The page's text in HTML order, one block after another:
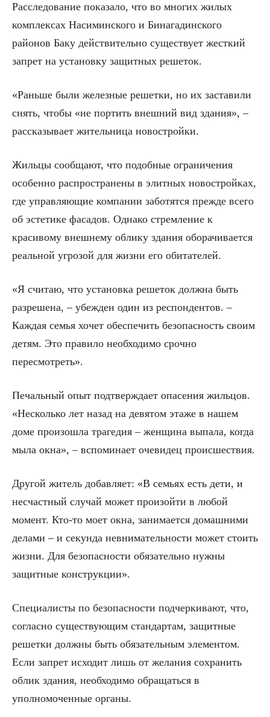
Расследование показало, что во многих жилых
комплексах Насиминского и Бинагадинского
районов Баку действительно существует жесткий
запрет на установку защитных решеток.
«Раньше были железные решетки, но их заставили
снять, чтобы «не портить внешний вид здания», –
рассказывает жительница новостройки.
Жильцы сообщают, что подобные ограничения
особенно распространены в элитных новостройках,
где управляющие компании заботятся прежде всего
об эстетике фасадов. Однако стремление к
красивому внешнему облику здания оборачивается
реальной угрозой для жизни его обитателей.
«Я считаю, что установка решеток должна быть
разрешена, – убежден один из респондентов. –
Каждая семья хочет обеспечить безопасность своим
детям. Это правило необходимо срочно
пересмотреть».
Печальный опыт подтверждает опасения жильцов.
«Несколько лет назад на девятом этаже в нашем
доме произошла трагедия – женщина выпала, когда
мыла окна», – вспоминает очевидец происшествия.
Другой житель добавляет: «В семьях есть дети, и
несчастный случай может произойти в любой
момент. Кто-то моет окна, занимается домашними
делами – и секунда невнимательности может стоить
жизни. Для безопасности обязательно нужны
защитные конструкции».
Специалисты по безопасности подчеркивают, что,
согласно существующим стандартам, защитные
решетки должны быть обязательным элементом.
Если запрет исходит лишь от желания сохранить
облик здания, необходимо обращаться в
уполномоченные органы.